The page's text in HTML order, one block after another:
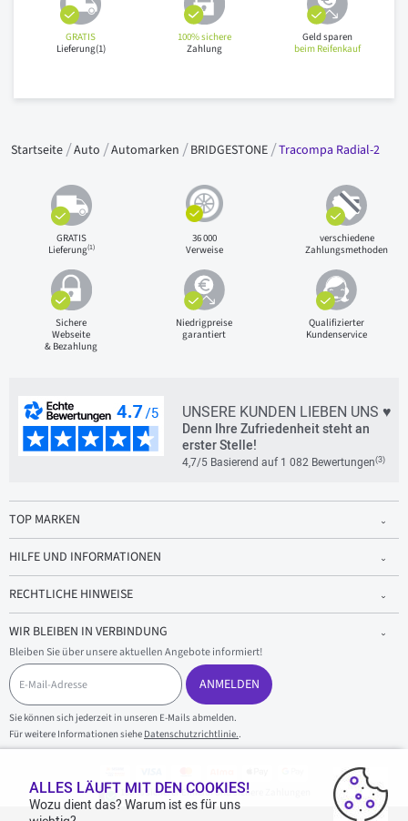
GRATIS
Lieferung(1)
100% sichere
Zahlung
Geld sparen
beim Reifenkauf
Startseite Auto Automarken BRIDGESTONE Tracompa Radial-2
GRATIS
Lieferung(1)
36 000
Verweise
verschiedene
Zahlungsmethoden
Sichere
Webseite
& Bezahlung
Niedrigpreise
garantiert
Qualifizierter
Kundenservice
UNSERE KUNDEN LIEBEN UNS ♥
Denn Ihre Zufriedenheit steht an
erster Stelle!
4,7/5 Basierend auf 1 082 Bewertungen(3)
TOP MARKEN
HILFE UND INFORMATIONEN
RECHTLICHE HINWEISE
WIR BLEIBEN IN VERBINDUNG
Bleiben Sie über unsere aktuellen Angebote informiert!
E
-
M
a
i
l
ANMELDEN
Sie können sich jederzeit in unseren E-Mails abmelden.
Für weitere Informationen siehe Datenschutzrichtlinie..
100 % sicherer Einkauf und sichere Zahlungen
ALLES LÄUFT MIT DEN COOKIES!
Wozu dient das? Warum ist es für uns